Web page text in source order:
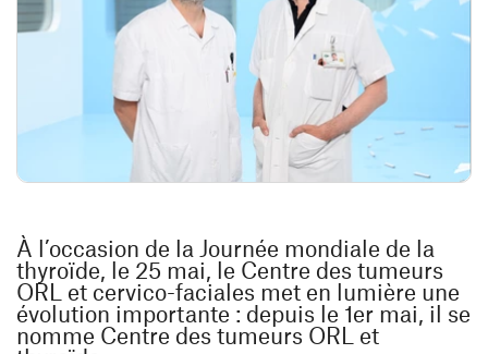
À l’occasion de la Journée mondiale de la
thyroïde, le 25 mai, le Centre des tumeurs
ORL et cervico-faciales met en lumière une
évolution importante : depuis le 1er mai, il se
nomme Centre des tumeurs ORL et